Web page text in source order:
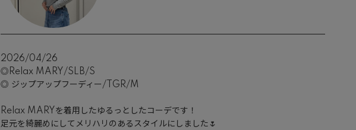
2026/04/26
◎Relax MARY/SLB/S
◎ ジップアップフーディー/TGR/M
Relax MARYを着用したゆるっとしたコーデです！
足元を綺麗めにしてメリハリのあるスタイルにしました🌷